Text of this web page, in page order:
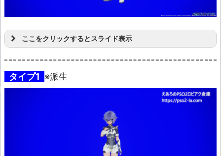
ここをクリックするとスライド表示
タイプ1 ※派生